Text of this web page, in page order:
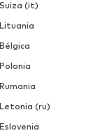
(it)
(ru)